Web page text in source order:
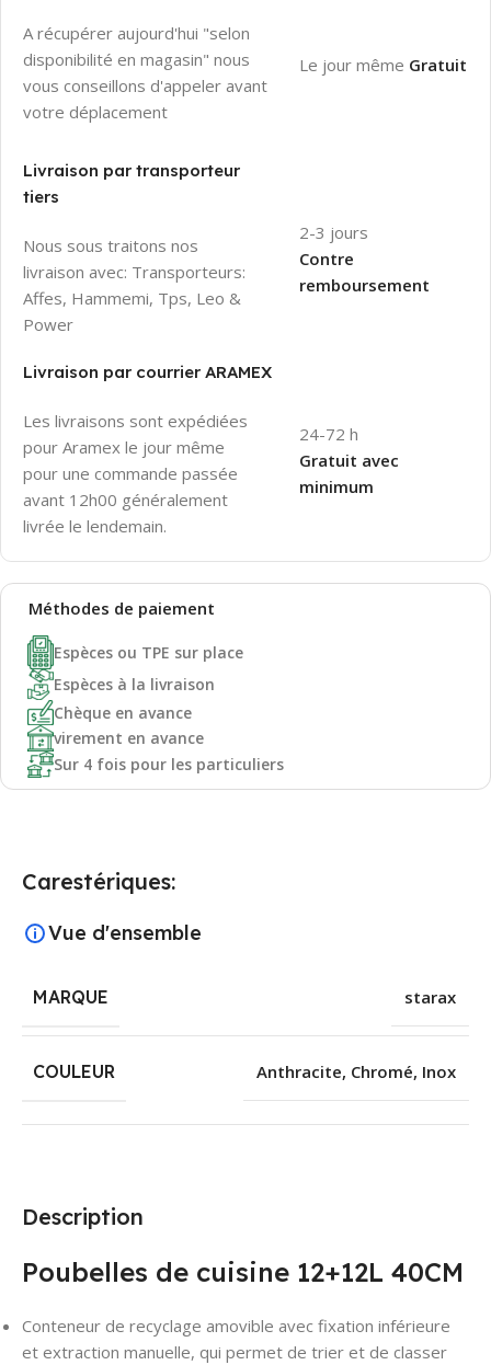
A récupérer aujourd'hui "selon
disponibilité en magasin" nous
vous conseillons d'appeler avant
votre déplacement
Le jour même Gratuit
Livraison par transporteur
tiers
Nous sous traitons nos
livraison avec: Transporteurs:
Affes, Hammemi, Tps, Leo &
Power
2-3 jours
Contre
remboursement
Livraison par courrier ARAMEX
Les livraisons sont expédiées
pour Aramex le jour même
pour une commande passée
avant 12h00 généralement
livrée le lendemain.
24-72 h
Gratuit avec
minimum
Méthodes de paiement
Espèces ou TPE sur place
Espèces à la livraison
Chèque en avance
virement en avance
Sur 4 fois pour les particuliers
Description
Poubelles de cuisine 12+12L 40CM
Conteneur de recyclage amovible avec fixation inférieure
et extraction manuelle, qui permet de trier et de classer
Carestériques:
Vue d'ensemble
MARQUE starax
COULEUR Anthracite, Chromé, Inox